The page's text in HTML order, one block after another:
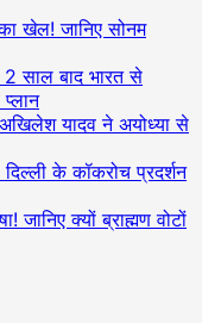
खेल! जानिए सोनम
2 साल बाद भारत से
यादव ने अयोध्या से
के कॉकरोच प्रदर्शन
जानिए क्यों ब्राह्मण वोटों